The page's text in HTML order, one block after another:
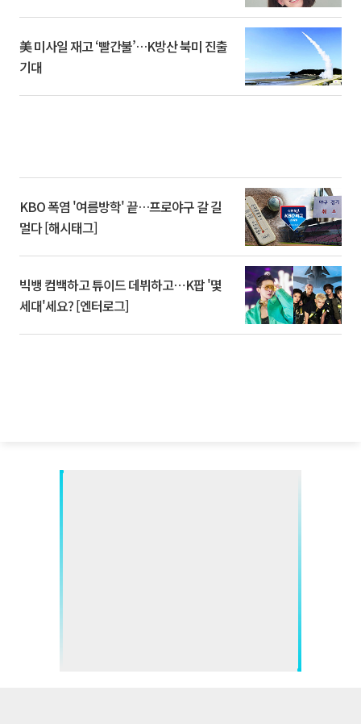
美 미사일 재고 ‘빨간불’…K방산 북미 진출
기대
KBO 폭염 '여름방학' 끝…프로야구 갈 길
멀다 [해시태그]
빅뱅 컴백하고 튜이드 데뷔하고⋯K팝 '몇
세대'세요? [엔터로그]